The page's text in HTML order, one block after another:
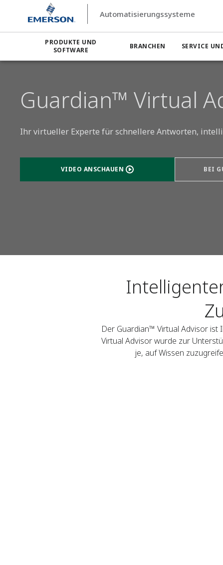
Automatisierungssysteme
PRODUKTE UND
SOFTWARE
BRANCHEN SERVICE
Guardian™ Virtual
Ihr virtueller Experte für schnellere Antworten,
VIDEO ANSCHAUEN BEI
Der Guardian™ Virtual Advisor ist
Virtual Advisor wurde zur
je, auf Wissen